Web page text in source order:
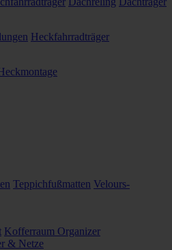
Heckfahrradträger
Teppichfußmatten Velours-
Kofferraum Organizer
& Netze